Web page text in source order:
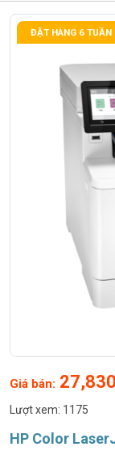
ĐẶT HÀNG 6 TUẦN
HP Color
Giá bán:
Lượt xem: 1175